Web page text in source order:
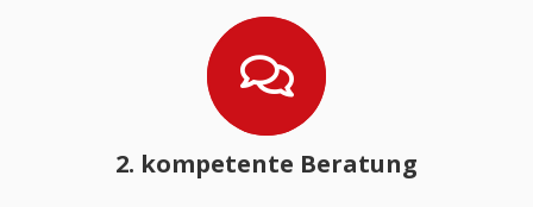
2. kompetente Beratung